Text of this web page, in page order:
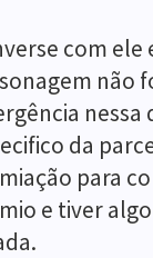
com ele
não
nessa
da
para
e tiver